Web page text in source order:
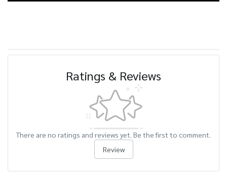
Ratings & Reviews
There are no ratings and reviews yet. Be the first to comment.
Review